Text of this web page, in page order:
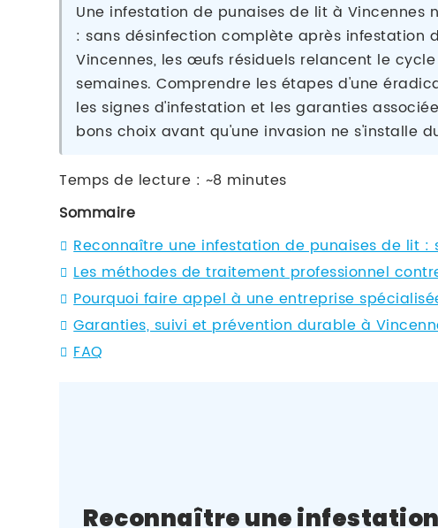
Une infestation de punaises de lit à Vincennes
: sans désinfection complète après infestation
Vincennes, les œufs résiduels relancent le
semaines. Comprendre les étapes d'une
les signes d'infestation et les garanties
bons choix avant qu'une invasion ne s'installe
Temps de lecture : ~8 minutes
Sommaire
Reconnaître une infestation de punaises de lit :
Les méthodes de traitement professionnel
Pourquoi faire appel à une entreprise
Garanties, suivi et prévention durable à
FAQ
Reconnaître une